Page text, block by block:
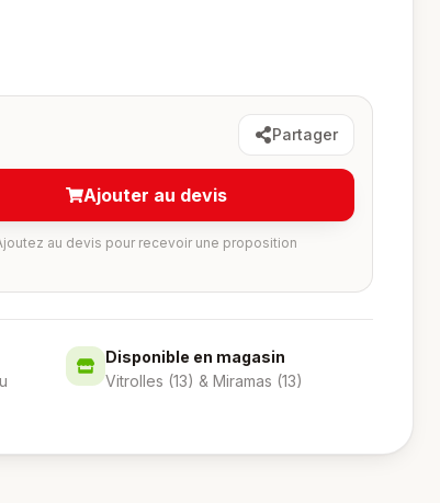
Partager
Ajouter au devis
au devis pour recevoir une proposition
Disponible en magasin
Vitrolles (13) & Miramas (13)